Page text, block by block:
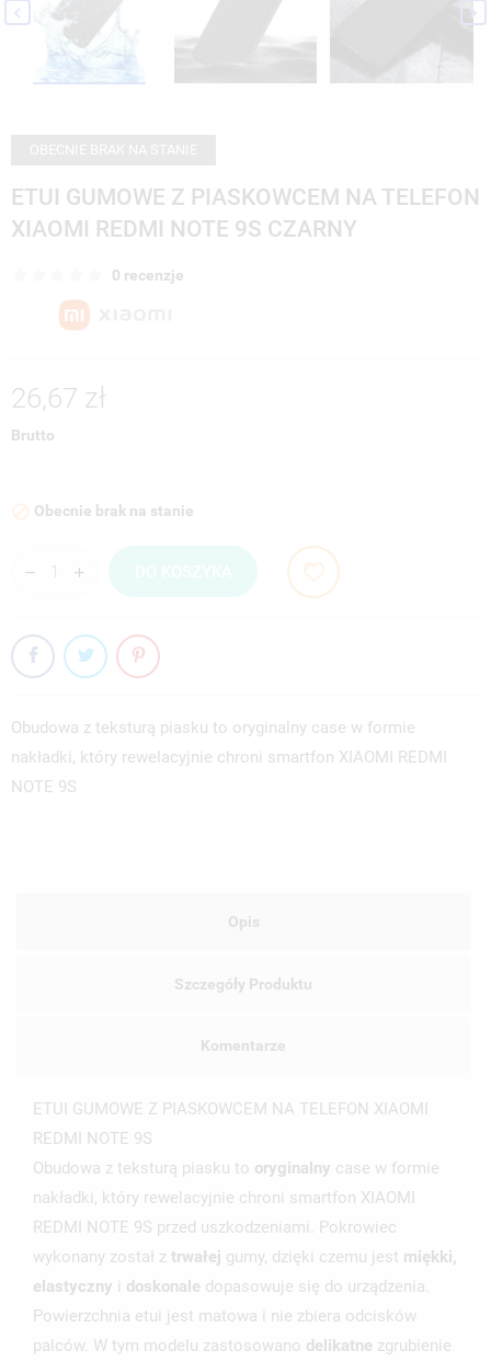
 
ETUI GUMOWE Z PIASKOWCEM NA TELEFON
XIAOMI REDMI NOTE 9S CZARNY
0 recenzje
26,67 zł
Brutto
 Obecnie brak na stanie
Obudowa z teksturą piasku to oryginalny case w formie
nakładki, który rewelacyjnie chroni smartfon XIAOMI REDMI
NOTE 9S
Opis
Szczegóły Produktu
Komentarze
ETUI GUMOWE Z PIASKOWCEM NA TELEFON XIAOMI
REDMI NOTE 9S
Obudowa z teksturą piasku to oryginalny case w formie
nakładki, który rewelacyjnie chroni smartfon XIAOMI
REDMI NOTE 9S przed uszkodzeniami. Pokrowiec
wykonany został z trwałej gumy, dzięki czemu jest miękki,
elastyczny i doskonale dopasowuje się do urządzenia.
Powierzchnia etui jest matowa i nie zbiera odcisków
palców. W tym modelu zastosowano delikatne zgrubienie
UTWÓRZ LISTĘ ŻYCZEŃ
ZALOGUJ SIĘ